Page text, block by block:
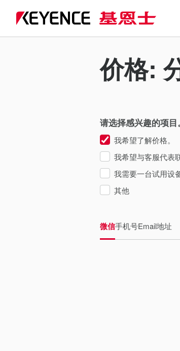
价格:
请选择感兴趣的项目
我希望了解价格。
我希望与客服代表
我需要一台试用设
其他
微信手机号Email地址